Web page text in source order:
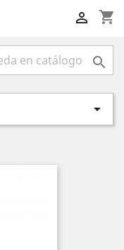
shopping_cart


